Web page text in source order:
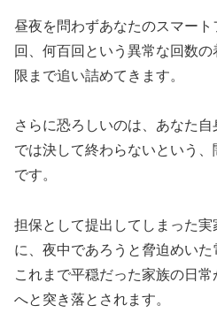
昼夜を問わずあなたのスマー
回、何百回という異常な回数
限まで追い詰めてきます。
さらに恐ろしいのは、あなた
では決して終わらないという
です。
担保として提出してしまった
に、夜中であろうと脅迫めいた
これまで平穏だった家族の日
へと突き落とされます。